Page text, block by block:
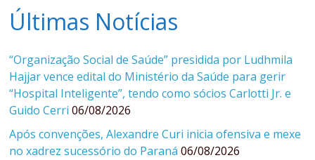
Últimas Notícias
“Organização Social de Saúde” presidida por Ludhmila
Hajjar vence edital do Ministério da Saúde para gerir
“Hospital Inteligente”, tendo como sócios Carlotti Jr. e
Guido Cerri 06/08/2026
Após convenções, Alexandre Curi inicia ofensiva e mexe
no xadrez sucessório do Paraná 06/08/2026